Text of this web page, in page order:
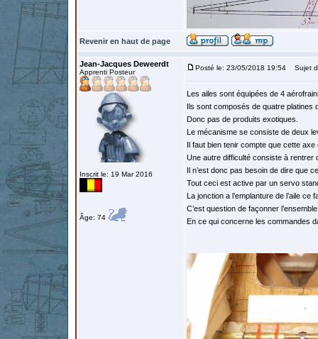
Revenir en haut de page
Jean-Jacques Deweerdt
Apprenti Posteur
Inscrit le: 19 Mar 2016
Âge: 74
Posté le: 23/05/2018 19:54 Sujet
Les ailes sont équipées de 4
Ils sont composés de quatre platines
Donc pas de produits exotiques.
Le mécanisme se consiste de deux
Il faut bien tenir compte que cette
Une autre difficulté consiste à rentrer
Il n’est donc pas besoin de dire que
Tout ceci est active par un servo
La jonction a l’emplanture de l’aile
C’est question de façonner
En ce qui concerne les commandes